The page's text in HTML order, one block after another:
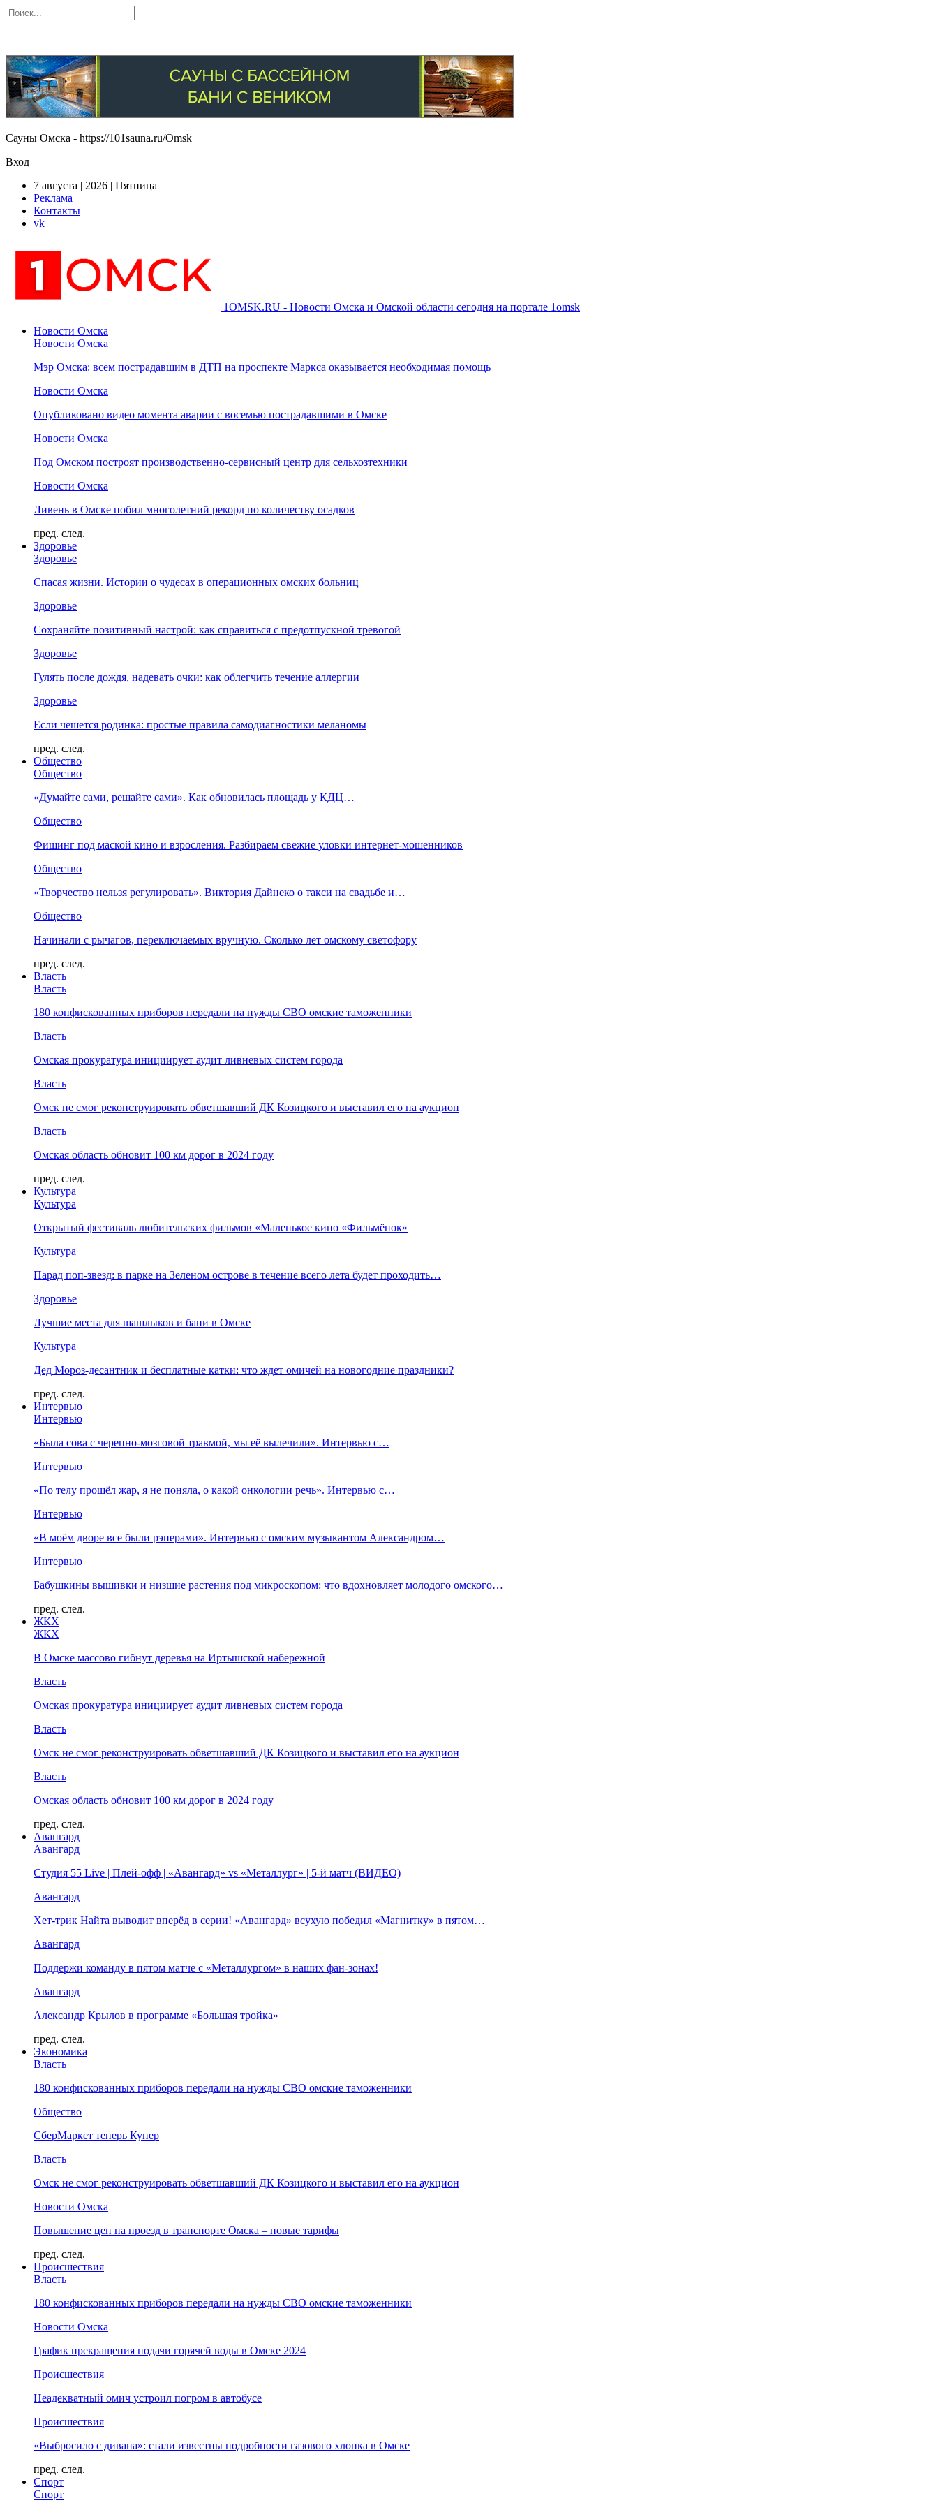
Сауны Омска - https://101sauna.ru/Omsk
Вход
7 августа | 2026 | Пятница
Реклама
Контакты
vk
1OMSK.RU - Новости Омска и Омской области сегодня на портале 1omsk
Новости Омска
Новости Омска
Мэр Омска: всем пострадавшим в ДТП на проспекте Маркса оказывается необходимая помощь
Новости Омска
Опубликовано видео момента аварии с восемью пострадавшими в Омске
Новости Омска
Под Омском построят производственно-сервисный центр для сельхозтехники
Новости Омска
Ливень в Омске побил многолетний рекорд по количеству осадков
пред. след.
Здоровье
Здоровье
Спасая жизни. Истории о чудесах в операционных омских больниц
Здоровье
Сохраняйте позитивный настрой: как справиться с предотпускной тревогой
Здоровье
Гулять после дождя, надевать очки: как облегчить течение аллергии
Здоровье
Если чешется родинка: простые правила самодиагностики меланомы
пред. след.
Общество
Общество
«Думайте сами, решайте сами». Как обновилась площадь у КДЦ…
Общество
Фишинг под маской кино и взросления. Разбираем свежие уловки интернет-мошенников
Общество
«Творчество нельзя регулировать». Виктория Дайнеко о такси на свадьбе и…
Общество
Начинали с рычагов, переключаемых вручную. Сколько лет омскому светофору
пред. след.
Власть
Власть
180 конфискованных приборов передали на нужды СВО омские таможенники
Власть
Омская прокуратура инициирует аудит ливневых систем города
Власть
Омск не смог реконструировать обветшавший ДК Козицкого и выставил его на аукцион
Власть
Омская область обновит 100 км дорог в 2024 году
пред. след.
Культура
Культура
Открытый фестиваль любительских фильмов «Маленькое кино «Фильмёнок»
Культура
Парад поп-звезд: в парке на Зеленом острове в течение всего лета будет проходить…
Здоровье
Лучшие места для шашлыков и бани в Омске
Культура
Дед Мороз-десантник и бесплатные катки: что ждет омичей на новогодние праздники?
пред. след.
Интервью
Интервью
«Была сова с черепно-мозговой травмой, мы её вылечили». Интервью с…
Интервью
«По телу прошёл жар, я не поняла, о какой онкологии речь». Интервью с…
Интервью
«В моём дворе все были рэперами». Интервью с омским музыкантом Александром…
Интервью
Бабушкины вышивки и низшие растения под микроскопом: что вдохновляет молодого омского…
пред. след.
ЖКХ
ЖКХ
В Омске массово гибнут деревья на Иртышской набережной
Власть
Омская прокуратура инициирует аудит ливневых систем города
Власть
Омск не смог реконструировать обветшавший ДК Козицкого и выставил его на аукцион
Власть
Омская область обновит 100 км дорог в 2024 году
пред. след.
Авангард
Авангард
Студия 55 Live | Плей-офф | «Авангард» vs «Металлург» | 5-й матч (ВИДЕО)
Авангард
Хет-трик Найта выводит вперёд в серии! «Авангард» всухую победил «Магнитку» в пятом…
Авангард
Поддержи команду в пятом матче с «Металлургом» в наших фан-зонах!
Авангард
Александр Крылов в программе «Большая тройка»
пред. след.
Экономика
Власть
180 конфискованных приборов передали на нужды СВО омские таможенники
Общество
СберМаркет теперь Купер
Власть
Омск не смог реконструировать обветшавший ДК Козицкого и выставил его на аукцион
Новости Омска
Повышение цен на проезд в транспорте Омска – новые тарифы
пред. след.
Происшествия
Власть
180 конфискованных приборов передали на нужды СВО омские таможенники
Новости Омска
График прекращения подачи горячей воды в Омске 2024
Происшествия
Неадекватный омич устроил погром в автобусе
Происшествия
«Выбросило с дивана»: стали известны подробности газового хлопка в Омске
пред. след.
Спорт
Спорт